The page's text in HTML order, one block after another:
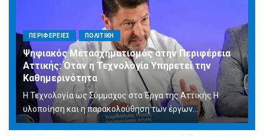
ΠΕΡΙΦΕΡΕΙΕΣ ΠΟΛΙΤΙΚΗ
Ψηφιακός Μετασχηματισμός στην Περιφέρεια
Αττικής: Όταν η Τεχνολογία Υπηρετεί την
Καθημερινότητα
Η Τεχνολογία ως Σύμμαχος στα Έργα της Αττικής Η
υλοποίηση και η παρακολούθηση των έργων...